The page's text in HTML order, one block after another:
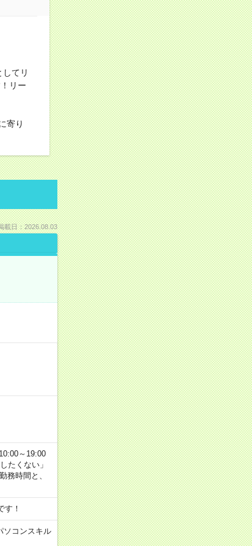
てリ
リー
寄り
載日：2026.08.03
～19:00
たくない」
務時間と、
す！
ソコンスキル